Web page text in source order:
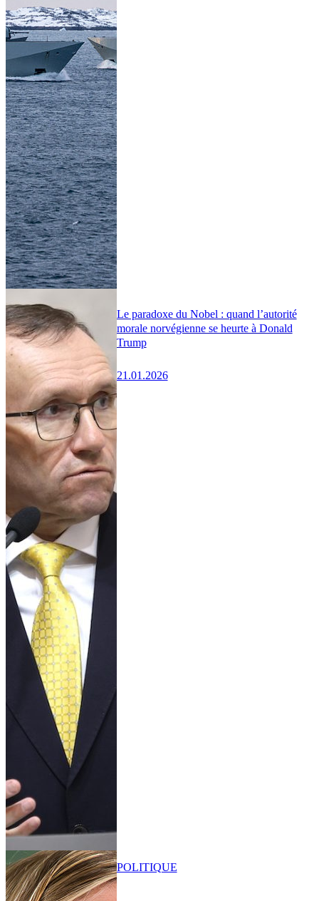
Le paradoxe du Nobel : quand l’autorité
morale norvégienne se heurte à Donald
Trump
21.01.2026
POLITIQUE